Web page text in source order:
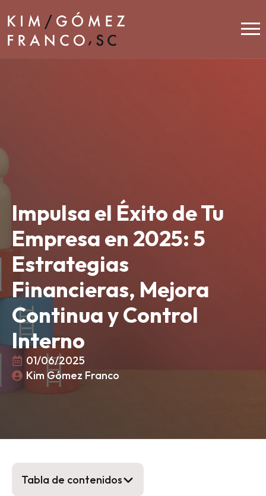
Impulsa el Éxito de Tu
Empresa en 2025: 5
Estrategias
Financieras, Mejora
Continua y Control
Interno
01/06/2025
Kim Gómez Franco
Tabla de contenidos